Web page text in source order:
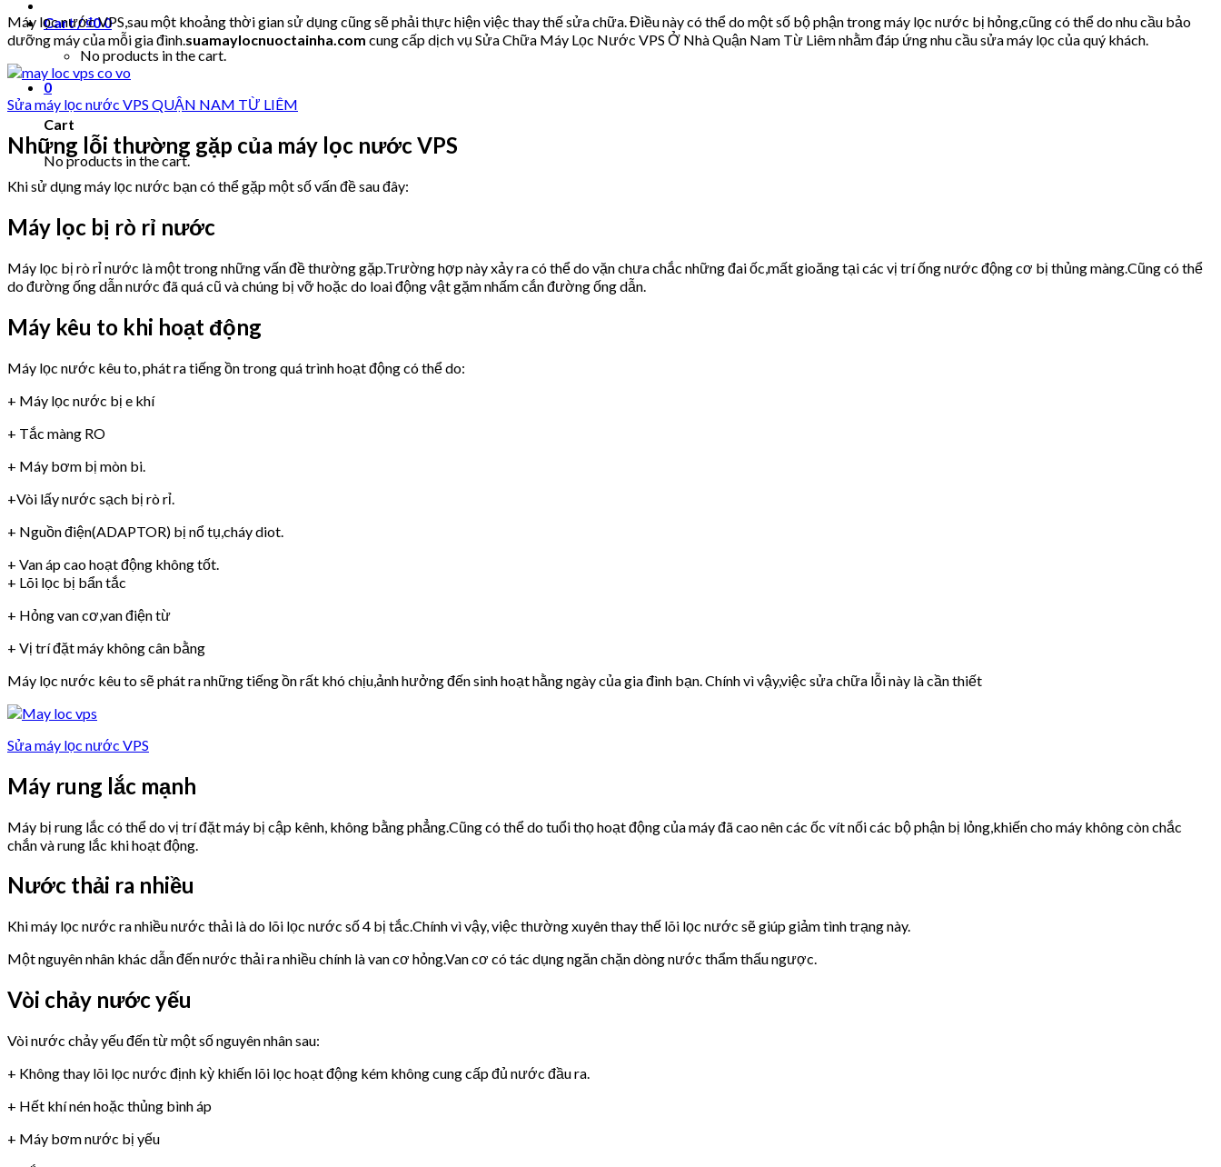
Cart /₫00
No products in the cart.
0
Cart
No products in the cart.
Máy lọc nước VPS,sau một khoảng thời gian sử dụng cũng sẽ phải thực hiện việc thay thế sửa chữa. Điều này có thể do một số bộ phận trong máy lọc nước bị hỏng,cũng có thể do nhu cầu bảo
dưỡng máy của mỗi gia đình.suamaylocnuoctainha.com cung cấp dịch vụ Sửa Chữa Máy Lọc Nước VPS Ở Nhà Quận Nam Từ Liêm nhằm đáp ứng nhu cầu sửa máy lọc của quý khách.
Sửa máy lọc nước VPS QUẬN NAM TỪ LIÊM
Những lỗi thường gặp của máy lọc nước VPS
Khi sử dụng máy lọc nước bạn có thể gặp một số vấn đề sau đây:
Máy lọc bị rò rỉ nước
Máy lọc bị rò rỉ nước là một trong những vấn đề thường gặp.Trường hợp này xảy ra có thể do vặn chưa chắc những đai ốc,mất gioăng tại các vị trí ống nước động cơ bị thủng màng.Cũng có thể
do đường ống dẫn nước đã quá cũ và chúng bị vỡ hoặc do loai động vật gặm nhấm cắn đường ống dẫn.
Máy kêu to khi hoạt động
Máy lọc nước kêu to, phát ra tiếng ồn trong quá trình hoạt động có thể do:
+ Máy lọc nước bị e khí
+ Tắc màng RO
+ Máy bơm bị mòn bi.
+Vòi lấy nước sạch bị rò rỉ.
+ Nguồn điện(ADAPTOR) bị nổ tụ,cháy diot.
+ Van áp cao hoạt động không tốt.
+ Lõi lọc bị bẩn tắc
+ Hỏng van cơ,van điện từ
+ Vị trí đặt máy không cân bằng
Máy lọc nước kêu to sẽ phát ra những tiếng ồn rất khó chịu,ảnh hưởng đến sinh hoạt hằng ngày của gia đình bạn. Chính vì vậy,việc sửa chữa lỗi này là cần thiết
Sửa máy lọc nước VPS
Máy rung lắc mạnh
Máy bị rung lắc có thể do vị trí đặt máy bị cập kênh, không bằng phẳng.Cũng có thể do tuổi thọ hoạt động của máy đã cao nên các ốc vít nối các bộ phận bị lỏng,khiến cho máy không còn chắc
chắn và rung lắc khi hoạt động.
Nước thải ra nhiều
Khi máy lọc nước ra nhiều nước thải là do lõi lọc nước số 4 bị tắc.Chính vì vậy, việc thường xuyên thay thế lõi lọc nước sẽ giúp giảm tình trạng này.
Một nguyên nhân khác dẫn đến nước thải ra nhiều chính là van cơ hỏng.Van cơ có tác dụng ngăn chặn dòng nước thẩm thấu ngược.
Vòi chảy nước yếu
Vòi nước chảy yếu đến từ một số nguyên nhân sau:
+ Không thay lõi lọc nước định kỳ khiến lõi lọc hoạt động kém không cung cấp đủ nước đầu ra.
+ Hết khí nén hoặc thủng bình áp
+ Máy bơm nước bị yếu